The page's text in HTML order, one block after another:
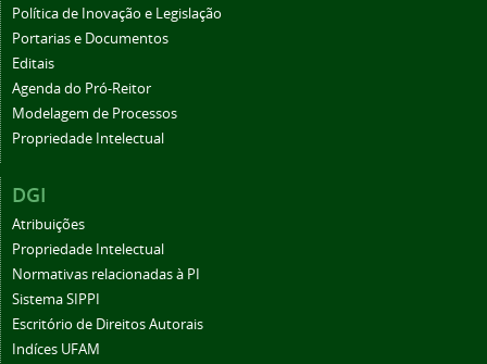
Política de Inovação e Legislação
Portarias e Documentos
Editais
Agenda do Pró-Reitor
Modelagem de Processos
Propriedade Intelectual
DGI
Atribuições
Propriedade Intelectual
Normativas relacionadas à PI
Sistema SIPPI
Escritório de Direitos Autorais
Indíces UFAM